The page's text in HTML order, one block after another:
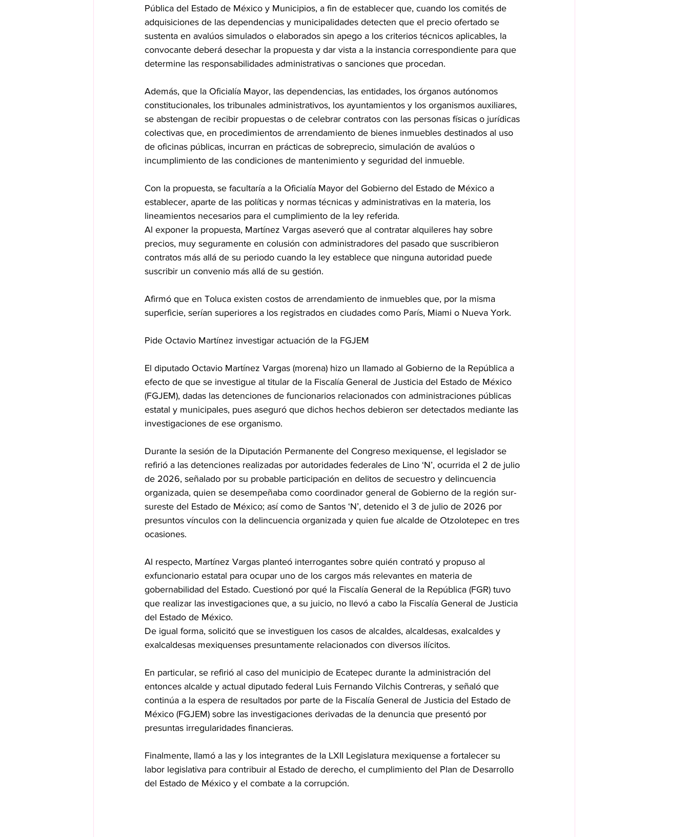
Pública del Estado de México y Municipios, a fin de establecer que, cuando los comités de
adquisiciones de las dependencias y municipalidades detecten que el precio ofertado se
sustenta en avalúos simulados o elaborados sin apego a los criterios técnicos aplicables, la
convocante deberá desechar la propuesta y dar vista a la instancia correspondiente para que
determine las responsabilidades administrativas o sanciones que procedan.
Además, que la Oficialía Mayor, las dependencias, las entidades, los órganos autónomos
constitucionales, los tribunales administrativos, los ayuntamientos y los organismos auxiliares,
se abstengan de recibir propuestas o de celebrar contratos con las personas físicas o jurídicas
colectivas que, en procedimientos de arrendamiento de bienes inmuebles destinados al uso
de oficinas públicas, incurran en prácticas de sobreprecio, simulación de avalúos o
incumplimiento de las condiciones de mantenimiento y seguridad del inmueble.
Con la propuesta, se facultaría a la Oficialía Mayor del Gobierno del Estado de México a
establecer, aparte de las políticas y normas técnicas y administrativas en la materia, los
lineamientos necesarios para el cumplimiento de la ley referida.
Al exponer la propuesta, Martínez Vargas aseveró que al contratar alquileres hay sobre
precios, muy seguramente en colusión con administradores del pasado que suscribieron
contratos más allá de su periodo cuando la ley establece que ninguna autoridad puede
suscribir un convenio más allá de su gestión.
Afirmó que en Toluca existen costos de arrendamiento de inmuebles que, por la misma
superficie, serían superiores a los registrados en ciudades como París, Miami o Nueva York.
Pide Octavio Martínez investigar actuación de la FGJEM
El diputado Octavio Martínez Vargas (morena) hizo un llamado al Gobierno de la República a
efecto de que se investigue al titular de la Fiscalía General de Justicia del Estado de México
(FGJEM), dadas las detenciones de funcionarios relacionados con administraciones públicas
estatal y municipales, pues aseguró que dichos hechos debieron ser detectados mediante las
investigaciones de ese organismo.
Durante la sesión de la Diputación Permanente del Congreso mexiquense, el legislador se
refirió a las detenciones realizadas por autoridades federales de Lino ‘N’, ocurrida el 2 de julio
de 2026, señalado por su probable participación en delitos de secuestro y delincuencia
organizada, quien se desempeñaba como coordinador general de Gobierno de la región sur-
sureste del Estado de México; así como de Santos ‘N’, detenido el 3 de julio de 2026 por
presuntos vínculos con la delincuencia organizada y quien fue alcalde de Otzolotepec en tres
ocasiones.
Al respecto, Martínez Vargas planteó interrogantes sobre quién contrató y propuso al
exfuncionario estatal para ocupar uno de los cargos más relevantes en materia de
gobernabilidad del Estado. Cuestionó por qué la Fiscalía General de la República (FGR) tuvo
que realizar las investigaciones que, a su juicio, no llevó a cabo la Fiscalía General de Justicia
del Estado de México.
De igual forma, solicitó que se investiguen los casos de alcaldes, alcaldesas, exalcaldes y
exalcaldesas mexiquenses presuntamente relacionados con diversos ilícitos.
En particular, se refirió al caso del municipio de Ecatepec durante la administración del
entonces alcalde y actual diputado federal Luis Fernando Vilchis Contreras, y señaló que
continúa a la espera de resultados por parte de la Fiscalía General de Justicia del Estado de
México (FGJEM) sobre las investigaciones derivadas de la denuncia que presentó por
presuntas irregularidades financieras.
Finalmente, llamó a las y los integrantes de la LXII Legislatura mexiquense a fortalecer su
labor legislativa para contribuir al Estado de derecho, el cumplimiento del Plan de Desarrollo
del Estado de México y el combate a la corrupción.